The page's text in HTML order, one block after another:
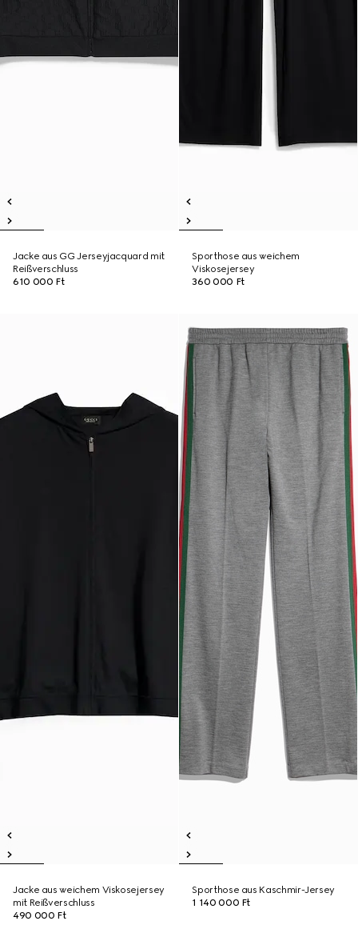
Jacke aus GG Jerseyjacquard mit
Reißverschluss
610 000 Ft
Sporthose aus weichem
Viskosejersey
360 000 Ft
Jacke aus weichem Viskosejersey
mit Reißverschluss
490 000 Ft
Sporthose aus Kaschmir-Jersey
1 140 000 Ft